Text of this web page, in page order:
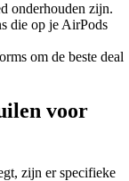
onderhouden zijn.
die op je AirPods
om de beste deal
voor
zijn er specifieke